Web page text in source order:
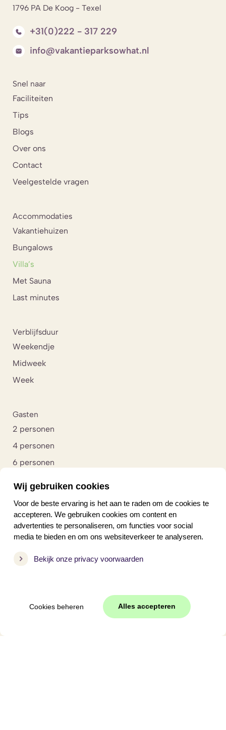
Wij gebruiken cookies
Voor de beste ervaring is het aan te raden om de cookies te
accepteren. We gebruiken cookies om content en
advertenties te personaliseren, om functies voor social
media te bieden en om ons websiteverkeer te analyseren.
Bekijk onze privacy voorwaarden
Cookies beheren Alles accepteren
1796 PA De Koog - Texel
+31(0)222 - 317 229
info@vakantieparksowhat.nl
Snel naar
Faciliteiten
Tips
Blogs
Over ons
Contact
Veelgestelde vragen
Accommodaties
Vakantiehuizen
Bungalows
Villa’s
Met Sauna
Last minutes
Verblijfsduur
Weekendje
Midweek
Week
Gasten
2 personen
4 personen
6 personen
Met hond
Voorjaarsvakantie
Hemelvaart